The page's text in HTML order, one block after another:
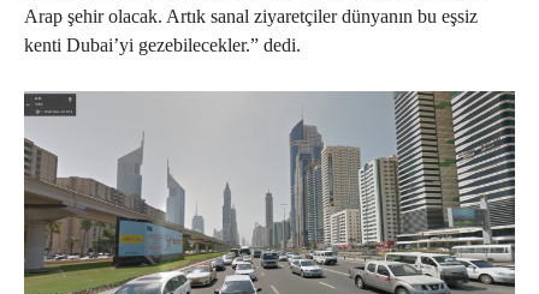
Arap şehir olacak. Artık sanal ziyaretçiler dünyanın bu eşsiz
kenti Dubai’yi gezebilecekler.” dedi.